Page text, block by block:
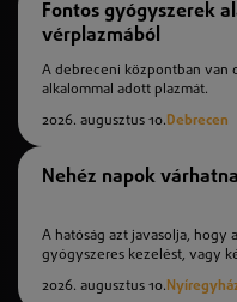
Fontos gyógyszerek
vérplazmából
A debreceni központban van
alkalommal adott plazmát.
2026. augusztus 10.Debrecen
Nehéz napok
A hatóság azt javasolja, hogy
gyógyszeres kezelést, vagy
2026. augusztus 10.